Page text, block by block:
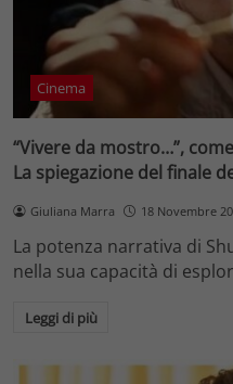
Cinema
“Vivere da mostro…”,
La spiegazione del finale
Giuliana Marra 18 Novembre
La potenza narrativa di
nella sua capacità di
Leggi di più